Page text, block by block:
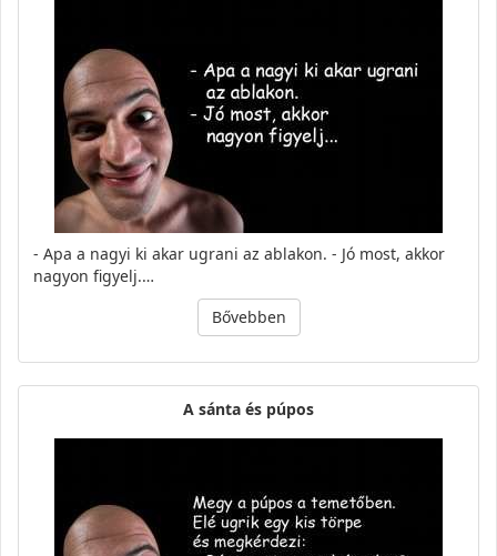
- Apa a nagyi ki akar ugrani az ablakon. - Jó most, akkor
nagyon figyelj.…
Bővebben
A sánta és púpos